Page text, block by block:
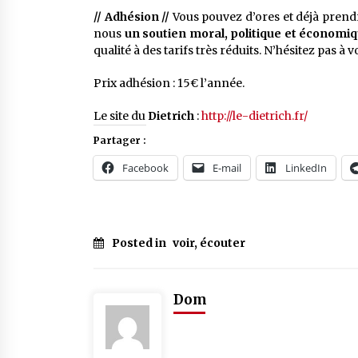
// Adhésion //Vous pouvez d’ores et déjà
nous un soutien moral, politique et
qualité à des tarifs très réduits. N’hésitez pas à
Prix adhésion : 15€ l’année.
Le site duDietrich :http://le-dietrich.fr/
Partager :
Facebook E-mail LinkedIn
Posted in voir, écouter
Dom